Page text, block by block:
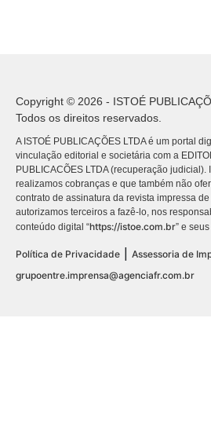
Copyright © 2026 - ISTOÉ
Todos os direitos reservados.
A ISTOÉ PUBLICAÇÕES LTDA é um portal
vinculação editorial e societária com a
PUBLICACÕES LTDA (recuperação
realizamos cobranças e que também não
contrato de assinatura da revista impressa
autorizamos terceiros a fazê-lo, nos
conteúdo digital “https://istoe.com.br” e
Política de Privacidade
Assessoria de
grupoentre.imprensa@agenciafr.com.br